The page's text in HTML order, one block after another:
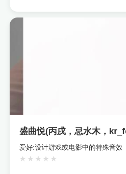
盛曲悦(丙戌，忌水木，
爱好:设计游戏或电影中的特殊音效